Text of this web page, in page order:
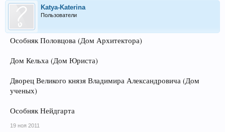
Katya-Katerina
Пользователи
Особняк Половцова (Дом Архитектора)
Дом Кельха (Дом Юриста)
Дворец Великого князя Владимира Александровича (Дом
ученых)
Особняк Нейдгарта
19 ноя 2011